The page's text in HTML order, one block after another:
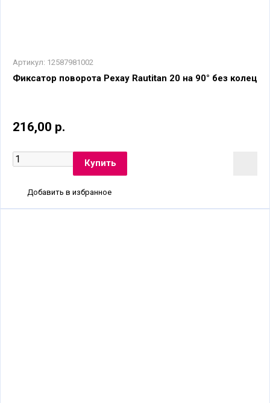
Артикул: 12587981002
Фиксатор поворота Рехау Rautitan 20 на 90° без колец
216,00 р.
Добавить в избранное